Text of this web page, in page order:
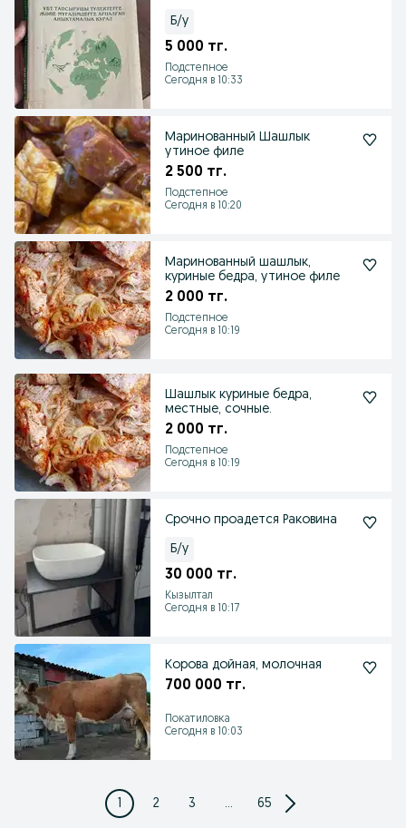
Б/у
5 000 тг.
Подстепное
Сегодня в 10:33
Маринованный Шашлык
утиное филе
2 500 тг.
Подстепное
Сегодня в 10:20
Маринованный шашлык,
куриные бедра, утиное филе
2 000 тг.
Подстепное
Сегодня в 10:19
Шашлык куриные бедра,
местные, сочные.
2 000 тг.
Подстепное
Сегодня в 10:19
Срочно проадется Раковина
Б/у
30 000 тг.
Кызылтал
Сегодня в 10:17
Корова дойная, молочная
700 000 тг.
Покатиловка
Сегодня в 10:03
1 2 3 ... 65